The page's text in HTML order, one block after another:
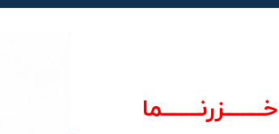
خـــــــزرنـــــــما